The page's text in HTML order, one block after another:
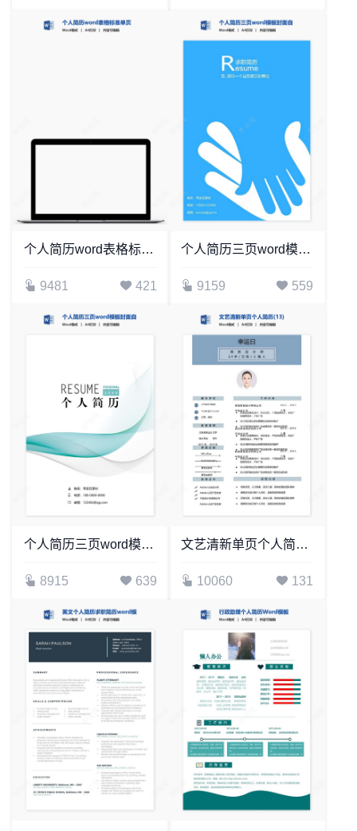
个人简历word表格标准单页(4)
9481 421
个人简历三页word模板封面自荐信(5)
9159 559
个人简历三页word模板封面自荐信(1)
8915 639
文艺清新单页个人简历(13)
10060 131